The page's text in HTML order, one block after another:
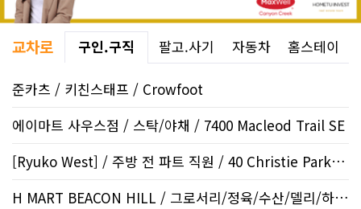
교차로 구인.구직 팔고.사기 자동차 홈스테이
준카츠 / 키친스태프 / Crowfoot
에이마트 사우스점 / 스탁/야채 / 7400 Macleod Trail SE
[Ryuko West] / 주방 전 파트 직원 / 40 Christie Park V..
H MART BEACON HILL / 그로서리/정육/수산/델리/하우스..